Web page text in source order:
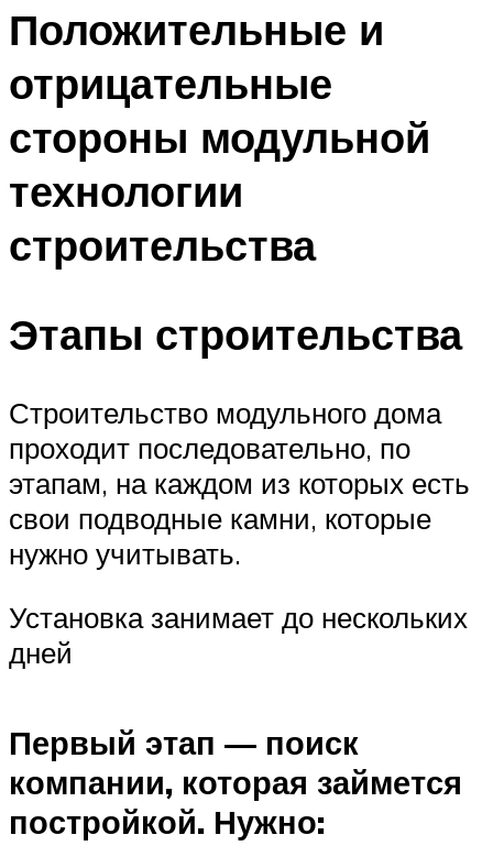
Положительные и
отрицательные
стороны модульной
технологии
строительства
Этапы строительства
Строительство модульного дома
проходит последовательно, по
этапам, на каждом из которых есть
свои подводные камни, которые
нужно учитывать.
Установка занимает до нескольких
дней
Первый этап — поиск
компании, которая займется
постройкой. Нужно: